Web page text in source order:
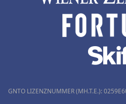
GNTO LIZENZNUMMER (MH.T.E.):